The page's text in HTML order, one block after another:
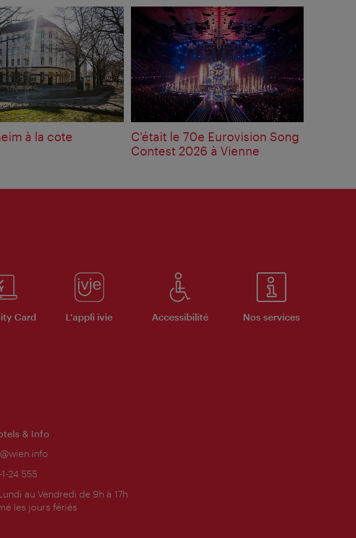
à la cote
C'était le 70e Eurovision Song
Contest 2026 à Vienne
Card L'appli ivie Accessibilité Nos services
& Info
24 555
au Vendredi de 9h à 17h
les jours fériés